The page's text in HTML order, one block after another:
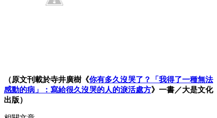
（原文刊載於寺井廣樹《你有多久沒哭了？「我得了一種無法
感動的病」：寫給很久沒哭的人的淚活處方》一書／大是文化
出版）